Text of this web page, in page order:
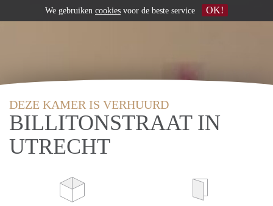
DEZE KAMER IS VERHUURD
BILLITONSTRAAT IN
UTRECHT
We gebruiken cookies voor de beste service OK!